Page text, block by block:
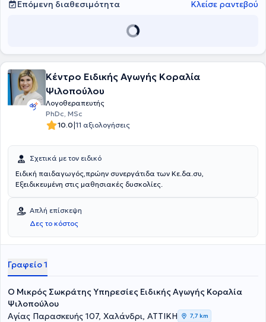
Επόμενη διαθεσιμότητα Κλείσε ραντεβού
Κέντρο Ειδικής Αγωγής Κοραλία
Ψιλοπούλου
Λογοθεραπευτής
PhDc, MSc
10.0|11 αξιολογήσεις
Σχετικά με τον ειδικό
Ειδική παιδαγωγός,πρώην συνεργάτιδα των Κε.δα.συ,
Εξειδικευμένη στις μαθησιακές δυσκολίες.
Απλή επίσκεψη
Δες το κόστος
Γραφείο 1
O Mικρός Σωκράτης Υπηρεσίες Ειδικής Αγωγής Κοραλία
Ψιλοπούλου
Αγίας Παρασκευής 107, Χαλάνδρι, ΑΤΤΙΚΗ
7,7 km